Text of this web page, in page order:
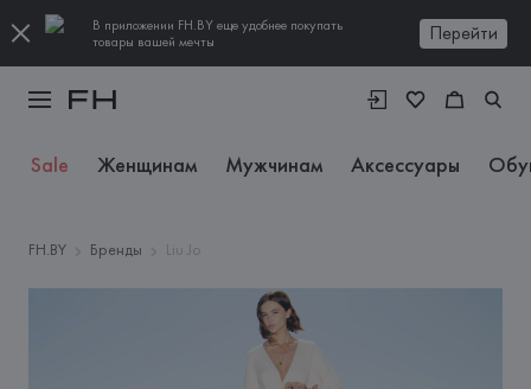
В приложении FH.BY еще удобнее покупать
товары вашей мечты
Перейти
Sale Женщинам Мужчинам Аксессуары
FH.BY Бренды Liu Jo